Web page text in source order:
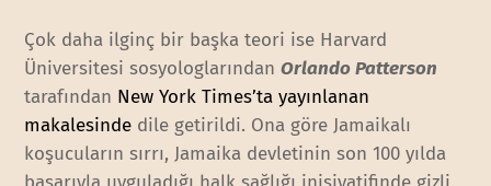
Çok daha ilginç bir başka teori ise Harvard
Üniversitesi sosyologlarındanOrlando Patterson
tarafından New York Times’ta yayınlanan
makalesinde dile getirildi. Ona göre Jamaikalı
koşucuların sırrı, Jamaika devletinin son 100 yılda